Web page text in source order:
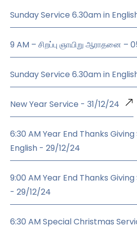
Sunday Service 6.30am in
9 AM – சிறப்பு ஞாயிறு ஆராதனை –
Sunday Service 6.30am in
New Year Service - 31/12/24
6:30 AM Year End Thanks
English - 29/12/24
9:00 AM Year End Thanks
- 29/12/24
6:30 AM Special Christmas